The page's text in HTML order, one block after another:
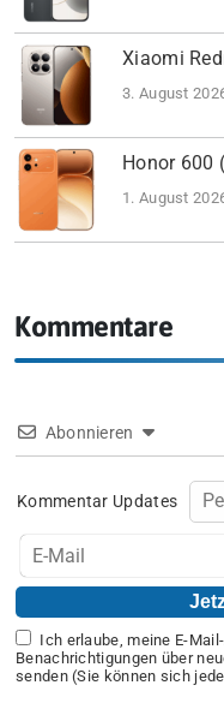
Xiaomi
3. August
Honor 600
1. August
Kommentare
Abonnieren
Kommentar Updates
Ich erlaube, meine E-
Benachrichtigungen über
senden (Sie können sich